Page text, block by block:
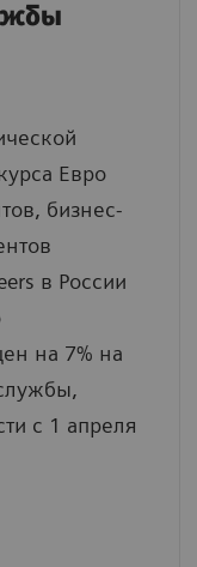
Евро
бизнес-
в России
на 7% на
с 1 апреля